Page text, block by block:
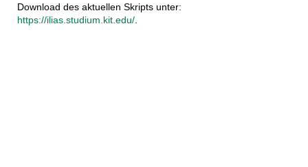
Download des aktuellen Skripts unter:
https://ilias.studium.kit.edu/.